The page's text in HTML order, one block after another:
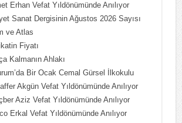
ÇOBAN
Put Dışardaki Maskeler...
Erhan Vefat Yıldönümünde Anılıyor
Sanat Dergisinin Ağustos 2026 Sayısı
ve Atlas
Fiyatı
Kalmanın Ahlakı
Bir Ocak Cemal Gürsel İlkokulu
Akgün Vefat Yıldönümünde Anılıyor
Aziz Vefat Yıldönümünde Anılıyor
Erkal Vefat Yıldönümünde Anılıyor